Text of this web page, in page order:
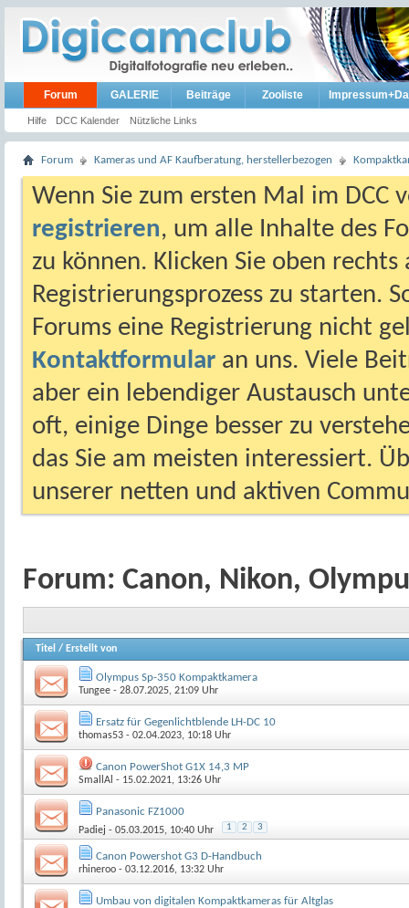
Forum
Hilfe DCC Kalender Nützliche Links
GALERIE Beiträge Zooliste
Forum Kameras und AF Kaufberatung, herstellerbezogen
Wenn Sie zum ersten Mal im DCC
registrieren, um alle Inhalte des
zu können. Klicken Sie oben
Registrierungsprozess zu starten.
Forums eine Registrierung nicht
Kontaktformular an uns. Viele
aber ein lebendiger Austausch
oft, einige Dinge besser zu
das Sie am meisten interessiert.
unserer netten und aktiven
Forum: Canon, Nikon,
Titel / Erstellt von
Olympus Sp-350 Kompaktkamera
Tungee - 28.07.2025, 21:09 Uhr
Ersatz für Gegenlichtblende LH-DC 10
thomas53 - 02.04.2023, 10:18 Uhr
Canon PowerShot G1X 14,3 MP
SmallAl - 15.02.2021, 13:26 Uhr
Panasonic FZ1000
Padiej - 05.03.2015, 10:40 Uhr 1 2 3
Canon Powershot G3 D-Handbuch
rhineroo - 03.12.2016, 13:32 Uhr
Umbau von digitalen Kompaktkameras für Altglas